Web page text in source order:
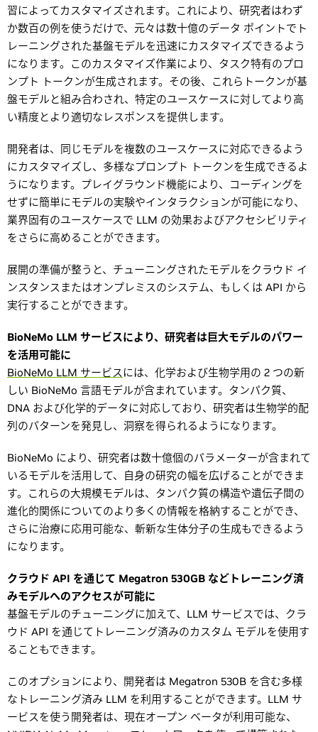
習によってカスタマイズされます。これにより、研究者はわず
か数百の例を使うだけで、元々は数十億のデータ ポイントでト
レーニングされた基盤モデルを迅速にカスタマイズできるよう
になります。このカスタマイズ作業により、タスク特有のプロ
ンプト トークンが生成されます。その後、これらトークンが基
盤モデルと組み合わされ、特定のユースケースに対してより高
い精度とより適切なレスポンスを提供します。
開発者は、同じモデルを複数のユースケースに対応できるよう
にカスタマイズし、多様なプロンプト トークンを生成できるよ
うになります。プレイグラウンド機能により、コーディングを
せずに簡単にモデルの実験やインタラクションが可能になり、
業界固有のユースケースで LLM の効果およびアクセシビリティ
をさらに高めることができます。
展開の準備が整うと、チューニングされたモデルをクラウド イ
ンスタンスまたはオンプレミスのシステム、もしくは API から
実行することができます。
BioNeMo LLM サービスにより、研究者は巨大モデルのパワー
を活用可能に
BioNeMo LLM サービス には、化学および生物学用の 2 つの新
しい BioNeMo 言語モデルが含まれています。タンパク質、
DNA および化学的データに対応しており、研究者は生物学的配
列のパターンを発見し、洞察を得られるようになります。
BioNeMo により、研究者は数十億個のパラメーターが含まれて
いるモデルを活用して、自身の研究の幅を広げることができま
す。これらの大規模モデルは、タンパク質の構造や遺伝子間の
進化的関係についてのより多くの情報を格納することができ、
さらに治療に応用可能な、斬新な生体分子の生成もできるよう
になります。
クラウド API を通じて Megatron 530GB などトレーニング済
みモデルへのアクセスが可能に
基盤モデルのチューニングに加えて、LLM サービスでは、クラ
ウド API を通じてトレーニング済みのカスタム モデルを使用す
ることもできます。
このオプションにより、開発者は Megatron 530B を含む多様
なトレーニング済み LLM を利用することができます。LLM サ
ービスを使う開発者は、現在オープン ベータが利用可能な、